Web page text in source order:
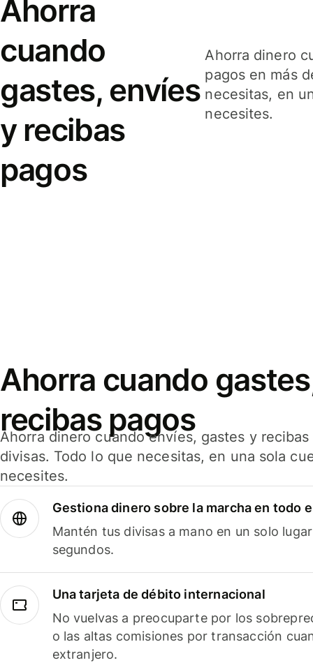
Ahorra
cuando
gastes, envíes
y recibas
pagos
Ahorra dinero
pagos en más
necesitas, en
necesites.
Ahorra cuando
recibas pagos
Ahorra dinero cuando envíes, gastes y
divisas. Todo lo que necesitas, en una sola
necesites.
Gestiona dinero sobre la marcha en todo
Mantén tus divisas a mano en un solo
segundos.
Una tarjeta de débito internacional
No vuelvas a preocuparte por los
o las altas comisiones por transacción
extranjero.